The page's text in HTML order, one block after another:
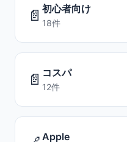
📄 初心者向け
18件
📄 コスパ
12件
Apple